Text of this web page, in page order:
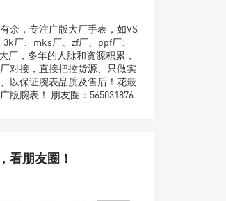
余，专注广版大厂手表，如VS
厂、mks厂、zf厂、ppf厂、
厂，多年的人脉和资源积累，
对接，直接把控货源、只做实
以保证腕表品质及售后！花最
版腕表！ 朋友圈：565031876
看朋友圈！